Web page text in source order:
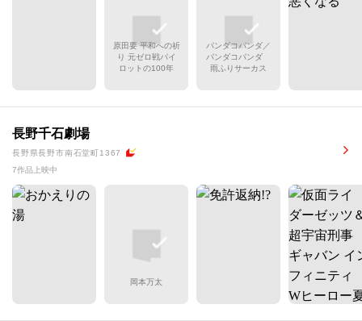
原田要 平和への祈
り 元ゼロ戦パイ
ロットの100年
パンダコパンダ／
パンダコパンダ
雨ふりサーカス
長野千石劇場
長野県長野市南石堂町1367
7作品上映中
岡本万太